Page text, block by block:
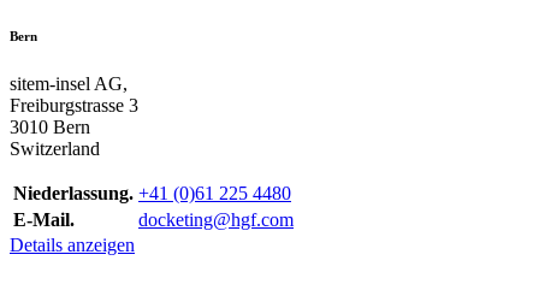
Bern
sitem-insel AG,
Freiburgstrasse 3
3010 Bern
Switzerland
Niederlassung. +41 (0)61 225 4480
E-Mail.
docketing@hgf.com
Details anzeigen